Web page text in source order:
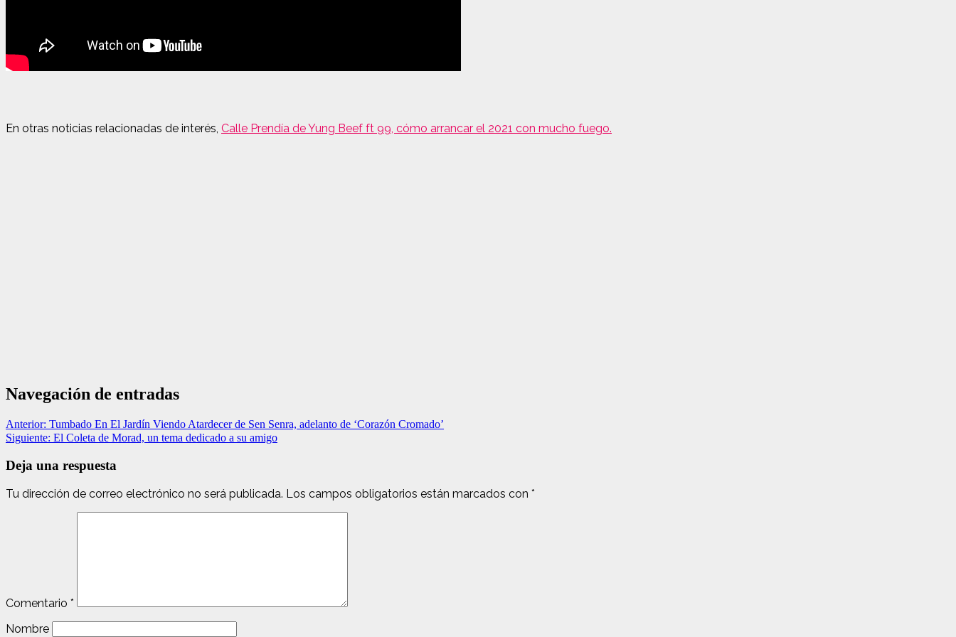
En otras noticias relacionadas de interés, Calle Prendía de Yung Beef ft 99, cómo arrancar el 2021 con mucho fuego.
Navegación de entradas
Anterior: Tumbado En El Jardín Viendo Atardecer de Sen Senra, adelanto de ‘Corazón Cromado’
Siguiente: El Coleta de Morad, un tema dedicado a su amigo
Deja una respuesta
Tu dirección de correo electrónico no será publicada. Los campos obligatorios están marcados con *
Comentario *
Nombre